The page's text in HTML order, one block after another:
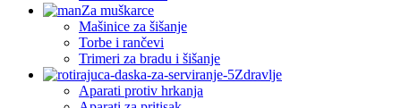
Za muškarce
Mašinice za šišanje
Torbe i rančevi
Trimeri za bradu i šišanje
Zdravlje
Aparati protiv hrkanja